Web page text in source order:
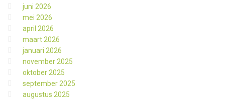
juni 2026
mei 2026
april 2026
maart 2026
januari 2026
november 2025
oktober 2025
september 2025
augustus 2025